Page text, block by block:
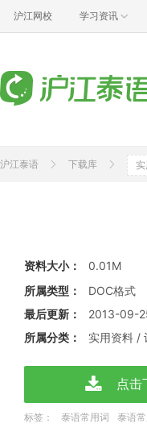
沪江网校 学习资讯
沪江泰语 下载库
资料大小：
0.01M
所属类型：
DOC格式
最后更新：
2013-09-
所属分类：
实用资料 /
点击
标签： 泰语常用词 泰语